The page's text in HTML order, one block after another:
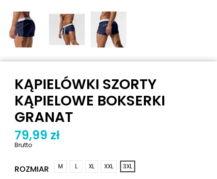
KĄPIELÓWKI SZORTY
KĄPIELOWE BOKSERKI
GRANAT
79,99 zł
Brutto
ROZMIAR M L XL XXL 3XL